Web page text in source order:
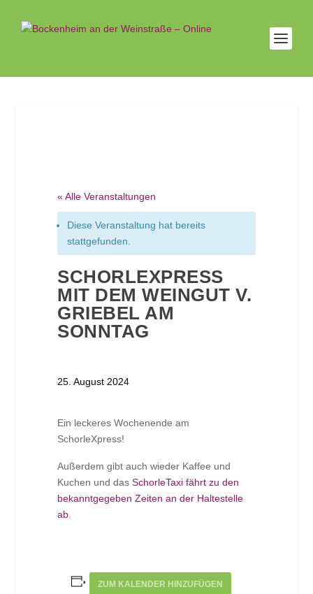
« Alle Veranstaltungen
Diese Veranstaltung hat bereits
stattgefunden.
SCHORLEXPRESS
MIT DEM WEINGUT V.
GRIEBEL AM
SONNTAG
25. August 2024
Ein leckeres Wochenende am
SchorleXpress!
Außerdem gibt auch wieder Kaffee und
Kuchen und dasSchorleTaxi fährt zu den
bekanntgegeben Zeiten an der Haltestelle
ab
ZUM KALENDER HINZUFÜGEN